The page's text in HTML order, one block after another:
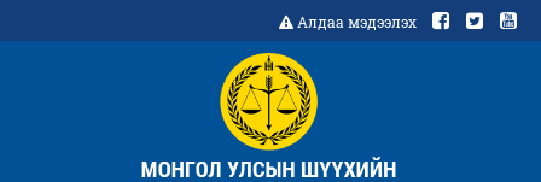
Алдаа мэдээлэх